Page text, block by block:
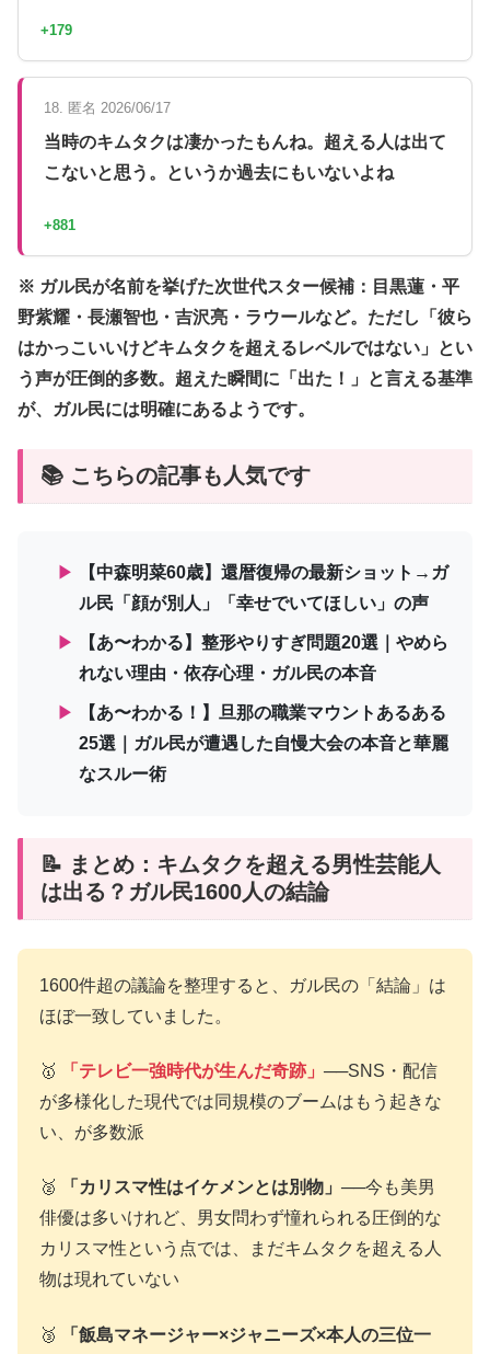
+179
18. 匿名 2026/06/17
当時のキムタクは凄かったもんね。超える人は出て
こないと思う。というか過去にもいないよね
+881
※ ガル民が名前を挙げた次世代スター候補：目黒蓮・平
野紫耀・長瀬智也・吉沢亮・ラウールなど。ただし「彼ら
はかっこいいけどキムタクを超えるレベルではない」とい
う声が圧倒的多数。超えた瞬間に「出た！」と言える基準
が、ガル民には明確にあるようです。
📚 こちらの記事も人気です
▶
【中森明菜60歳】還暦復帰の最新ショット→ガ
ル民「顔が別人」「幸せでいてほしい」の声
▶
【あ〜わかる】整形やりすぎ問題20選｜やめら
れない理由・依存心理・ガル民の本音
▶
【あ〜わかる！】旦那の職業マウントあるある
25選｜ガル民が遭遇した自慢大会の本音と華麗
なスルー術
📝 まとめ：キムタクを超える男性芸能人
は出る？ガル民1600人の結論
1600件超の議論を整理すると、ガル民の「結論」は
ほぼ一致していました。
🥇 「テレビ一強時代が生んだ奇跡」 ──SNS・配信
が多様化した現代では同規模のブームはもう起きな
い、が多数派
🥈 「カリスマ性はイケメンとは別物」 ──今も美男
俳優は多いけれど、男女問わず憧れられる圧倒的な
カリスマ性という点では、まだキムタクを超える人
物は現れていない
🥉
「飯島マネージャー×ジャニーズ×本人の三位一